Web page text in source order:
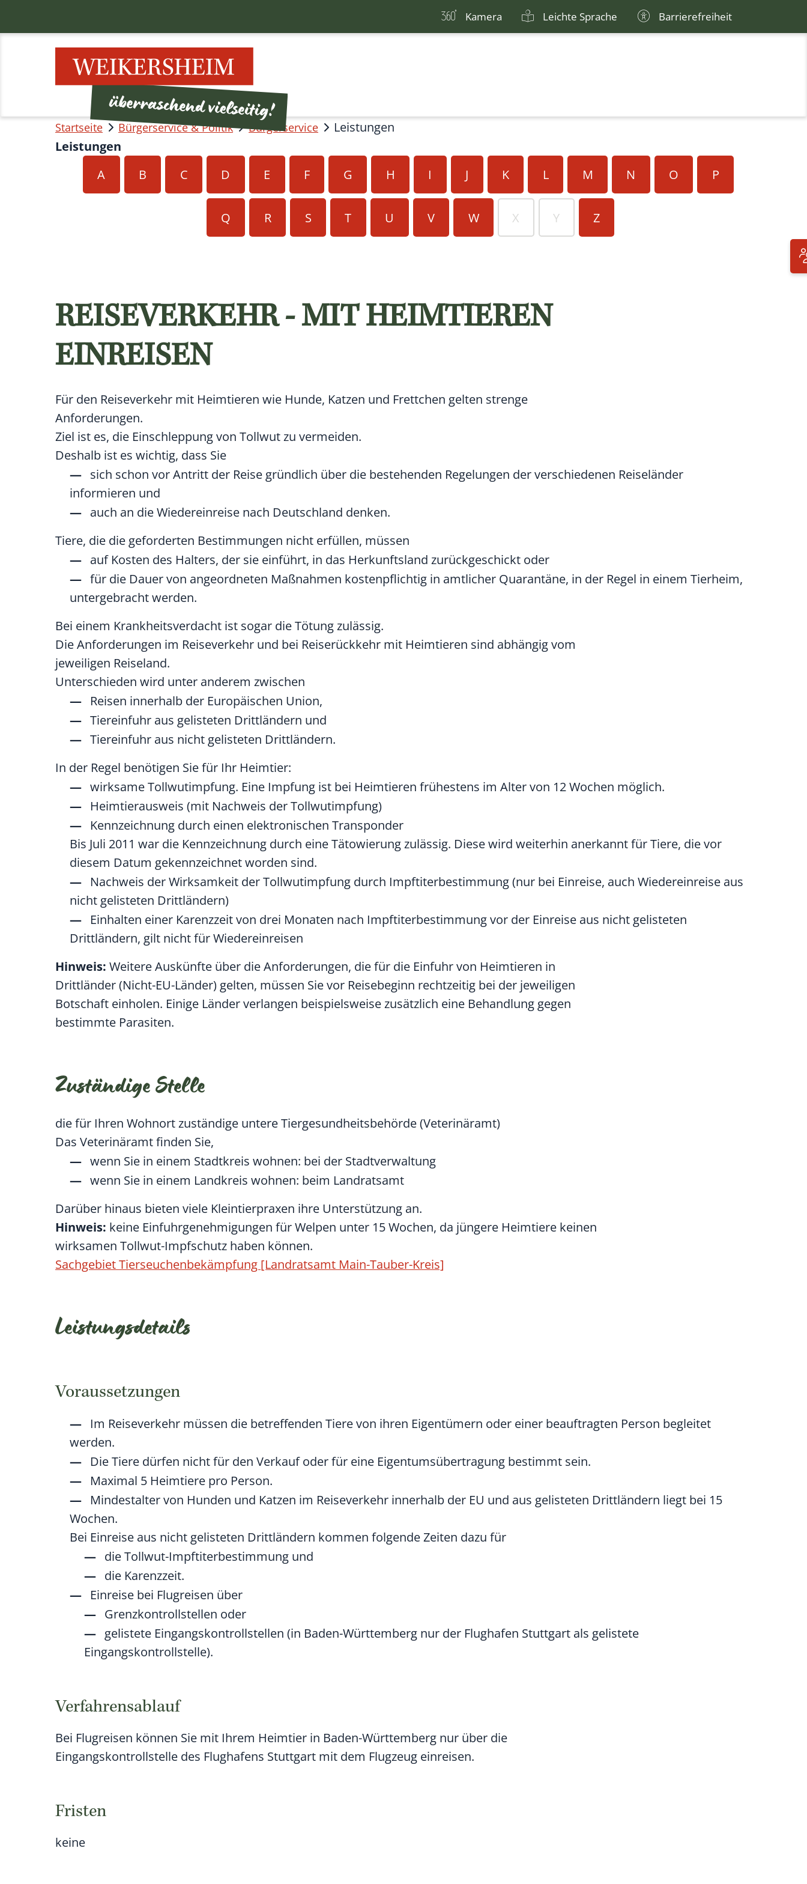
Kamera Leichte Sprache Barrierefreiheit
Startseite Bürgerservice & Politik Bürgerservice
Leistungen
Leistungen
A
B C D E F G H I J K L M N O P
Q R S T U V W X Y Z
REISEVERKEHR - MIT HEIMTIEREN
EINREISEN
Für den Reiseverkehr mit Heimtieren wie Hunde, Katzen und Frettchen gelten strenge
Anforderungen.
Ziel ist es, die Einschleppung von Tollwut zu vermeiden.
Deshalb ist es wichtig, dass Sie
sich schon vor Antritt der Reise gründlich über die bestehenden Regelungen der verschiedenen Reiseländer
informieren und
auch an die Wiedereinreise nach Deutschland denken.
Tiere, die die geforderten Bestimmungen nicht erfüllen, müssen
auf Kosten des Halters, der sie einführt, in das Herkunftsland zurückgeschickt oder
für die Dauer von angeordneten Maßnahmen kostenpflichtig in amtlicher Quarantäne, in der Regel in einem Tierheim,
untergebracht werden.
Bei einem Krankheitsverdacht ist sogar die Tötung zulässig.
Die Anforderungen im Reiseverkehr und bei Reiserückkehr mit Heimtieren sind abhängig vom
jeweiligen Reiseland.
Unterschieden wird unter anderem zwischen
Reisen innerhalb der Europäischen Union,
Tiereinfuhr aus gelisteten Drittländern und
Tiereinfuhr aus nicht gelisteten Drittländern.
In der Regel benötigen Sie für Ihr Heimtier:
wirksame Tollwutimpfung. Eine Impfung ist bei Heimtieren frühestens im Alter von 12 Wochen möglich.
Heimtierausweis (mit Nachweis der Tollwutimpfung)
Kennzeichnung durch einen elektronischen Transponder
Bis Juli 2011 war die Kennzeichnung durch eine Tätowierung zulässig. Diese wird weiterhin anerkannt für Tiere, die vor
diesem Datum gekennzeichnet worden sind.
Nachweis der Wirksamkeit der Tollwutimpfung durch Impftiterbestimmung(nur bei Einreise, auch Wiedereinreise aus
nicht gelisteten Drittländern)
Einhalten einer Karenzzeit von drei Monaten nach Impftiterbestimmung vor der Einreise aus nicht gelisteten
Drittländern, gilt nicht für Wiedereinreisen
Hinweis: Weitere Auskünfte über die Anforderungen, die für die Einfuhr von Heimtieren in
Drittländer (Nicht-EU-Länder) gelten, müssen Sie vor Reisebeginn rechtzeitig bei der jeweiligen
Botschaft einholen. Einige Länder verlangen beispielsweise zusätzlich eine Behandlung gegen
bestimmte Parasiten.
Zuständige Stelle
die für Ihren Wohnort zuständige untere Tiergesundheitsbehörde (Veterinäramt)
Das Veterinäramt finden Sie,
wenn Sie in einem Stadtkreis wohnen: bei der Stadtverwaltung
wenn Sie in einem Landkreis wohnen: beim Landratsamt
Darüber hinaus bieten viele Kleintierpraxen ihre Unterstützung an.
Hinweis: keine Einfuhrgenehmigungen für Welpen unter 15 Wochen, da jüngere Heimtiere keinen
wirksamen Tollwut-Impfschutz haben können.
Sachgebiet Tierseuchenbekämpfung [Landratsamt Main-Tauber-Kreis]
Leistungsdetails
Voraussetzungen
Im Reiseverkehr müssen die betreffenden Tiere von ihren Eigentümern oder einer beauftragten Person begleitet
werden.
Die Tiere dürfen nicht für den Verkauf oder für eine Eigentumsübertragung bestimmt sein.
Maximal 5 Heimtiere pro Person.
Mindestalter von Hunden und Katzen im Reiseverkehr innerhalb der EU und aus gelisteten Drittländern liegt bei 15
Wochen.
Bei Einreise aus nicht gelisteten Drittländern kommen folgende Zeiten dazu für
die Tollwut-Impftiterbestimmung und
die Karenzzeit.
Einreise bei Flugreisen über
Grenzkontrollstellen oder
gelistete Eingangskontrollstellen (in Baden-Württemberg nur der Flughafen Stuttgart als gelistete
Eingangskontrollstelle).
Verfahrensablauf
Bei Flugreisen können Sie mit Ihrem Heimtier in Baden-Württemberg nur über die
Eingangskontrollstelle des Flughafens Stuttgart mit dem Flugzeug einreisen.
Fristen
keine